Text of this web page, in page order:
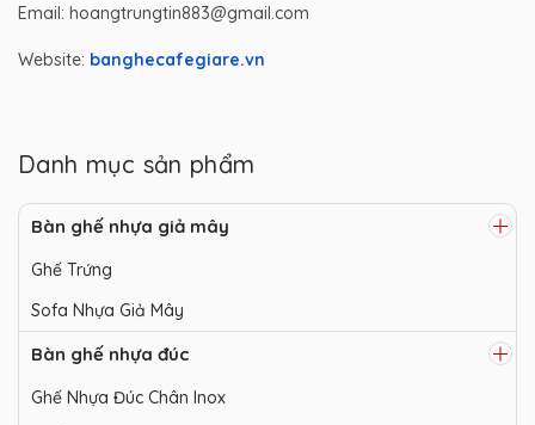
Email: hoangtrungtin883@gmail.com
Website: banghecafegiare.vn
Danh mục sản phẩm
Bàn ghế nhựa giả mây
Ghế Trứng
Sofa Nhựa Giả Mây
Bàn ghế nhựa đúc
Ghế Nhựa Đúc Chân Inox